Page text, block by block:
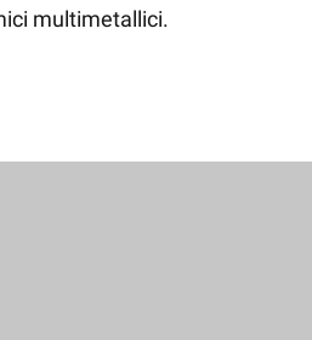
multimetallici.